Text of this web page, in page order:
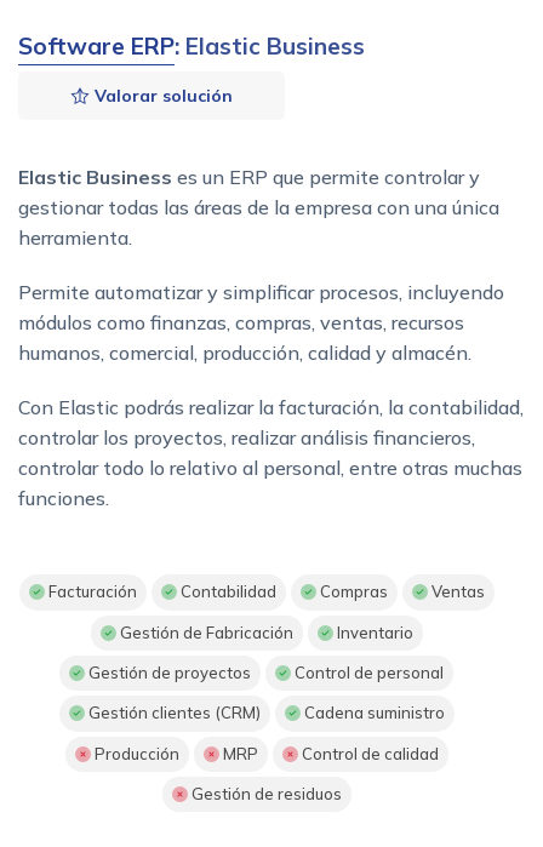
Software ERP: Elastic Business
Valorar solución
Elastic Business es un ERP que permite controlar y
gestionar todas las áreas de la empresa con una única
herramienta.
Permite automatizar y simplificar procesos, incluyendo
módulos como finanzas, compras, ventas, recursos
humanos, comercial, producción, calidad y almacén.
Con Elastic podrás realizar la facturación, la contabilidad,
controlar los proyectos, realizar análisis financieros,
controlar todo lo relativo al personal, entre otras muchas
funciones.
Facturación Contabilidad Compras Ventas
Gestión de Fabricación Inventario
Gestión de proyectos Control de personal
Gestión clientes (CRM) Cadena suministro
Producción MRP Control de calidad
Gestión de residuos